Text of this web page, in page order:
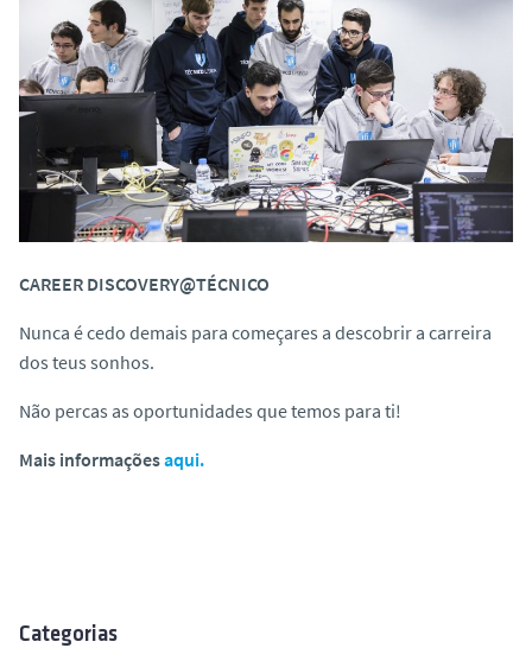
CAREER DISCOVERY@TÉCNICO
Nunca é cedo demais para começares a descobrir a carreira
dos teus sonhos.
Não percas as oportunidades que temos para ti!
Mais informaçõesaqui.
Categorias